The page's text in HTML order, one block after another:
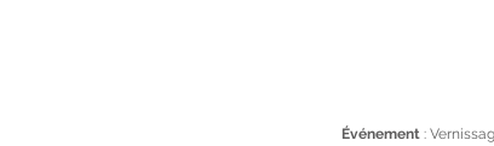
Événement :